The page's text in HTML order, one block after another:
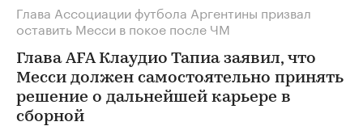
Глава Ассоциации футбола Аргентины призвал
оставить Месси в покое после ЧМ
Глава AFA Клаудио Тапиа заявил, что
Месси должен самостоятельно принять
решение о дальнейшей карьере в
сборной